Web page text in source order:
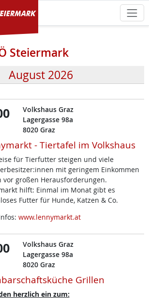
Steiermark
August 2026
Volkshaus Graz
Lagergasse 98a
8020 Graz
- Tiertafel im Volkshaus
für Tierfutter steigen und viele
mit geringem Einkommen
vor großen Herausforderungen.
hilft: Einmal im Monat gibt es
Futter für Hunde, Katzen & Co.
www.lennymarkt.at
Volkshaus Graz
Lagergasse 98a
8020 Graz
Grillen
herzlich ein zum: